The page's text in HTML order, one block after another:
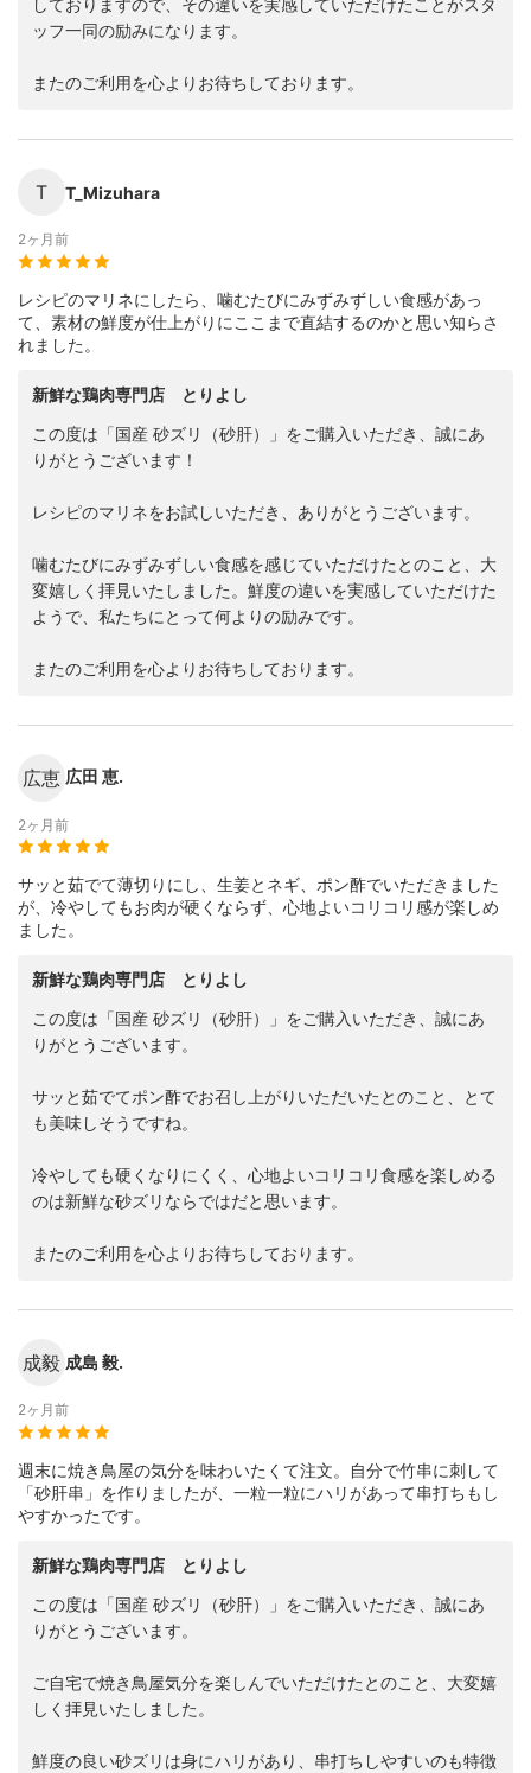
ッフ一同の励みになります。
またのご利用を心よりお待ちしております。
T T_Mizuhara
2ヶ月前
レシピのマリネにしたら、噛むたびにみずみずしい食感があっ
て、素材の鮮度が仕上がりにここまで直結するのかと思い知らさ
れました。
新鮮な鶏肉専門店 とりよし
この度は「国産 砂ズリ（砂肝）」をご購入いただき、誠にあ
りがとうございます！
レシピのマリネをお試しいただき、ありがとうございます。
噛むたびにみずみずしい食感を感じていただけたとのこと、大
変嬉しく拝見いたしました。鮮度の違いを実感していただけた
ようで、私たちにとって何よりの励みです。
またのご利用を心よりお待ちしております。
広恵 広田 恵.
2ヶ月前
サッと茹でて薄切りにし、生姜とネギ、ポン酢でいただきました
が、冷やしてもお肉が硬くならず、心地よいコリコリ感が楽しめ
ました。
新鮮な鶏肉専門店 とりよし
この度は「国産 砂ズリ（砂肝）」をご購入いただき、誠にあ
りがとうございます。
サッと茹でてポン酢でお召し上がりいただいたとのこと、とて
も美味しそうですね。
冷やしても硬くなりにくく、心地よいコリコリ食感を楽しめる
のは新鮮な砂ズリならではだと思います。
またのご利用を心よりお待ちしております。
成毅 成島 毅.
2ヶ月前
週末に焼き鳥屋の気分を味わいたくて注文。自分で竹串に刺して
「砂肝串」を作りましたが、一粒一粒にハリがあって串打ちもし
やすかったです。
新鮮な鶏肉専門店 とりよし
この度は「国産 砂ズリ（砂肝）」をご購入いただき、誠にあ
りがとうございます。
ご自宅で焼き鳥屋気分を楽しんでいただけたとのこと、大変嬉
しく拝見いたしました。
鮮度の良い砂ズリは身にハリがあり、串打ちしやすいのも特徴